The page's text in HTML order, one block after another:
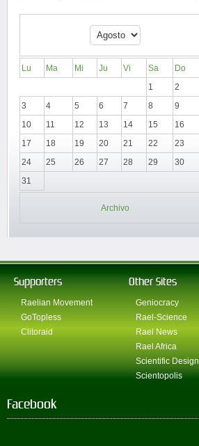
Lu Ma Mi Ju Vi Sa
Do
1
2
3
4 5 6 7 8
9
10
11 12 13 14 15
16
17
18 19 20 21 22
23
24
25 26 27 28 29
30
31
Archivo
Supporters
Raelian Movement
GoTopless
Clitoraid
Other Sites
Geniocracy
Rael-Science
Rael News
Rael Africa
Scientific Design
Scientopolis
Facebook